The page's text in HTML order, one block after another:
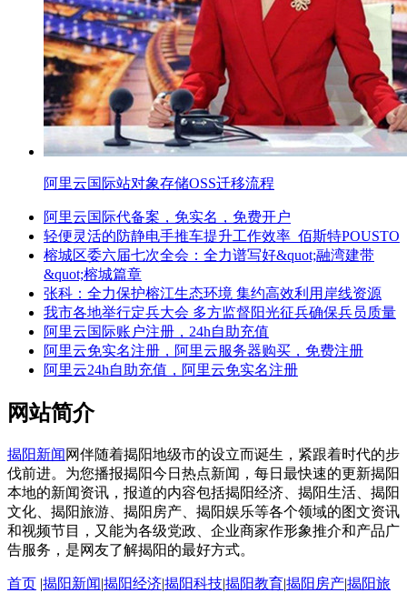
阿里云国际站对象存储OSS迁移流程
阿里云国际代备案，免实名，免费开户
轻便灵活的防静电手推车提升工作效率_佰斯特POUSTO
榕城区委六届七次全会：全力谱写好&quot;融湾建带
&quot;榕城篇章
张科：全力保护榕江生态环境 集约高效利用岸线资源
我市各地举行定兵大会 多方监督阳光征兵确保兵员质量
阿里云国际账户注册，24h自助充值
阿里云免实名注册，阿里云服务器购买，免费注册
阿里云24h自助充值，阿里云免实名注册
网站简介
揭阳新闻 网伴随着揭阳地级市的设立而诞生，紧跟着时代的步
伐前进。为您播报揭阳今日热点新闻，每日最快速的更新揭阳
本地的新闻资讯，报道的内容包括揭阳经济、揭阳生活、揭阳
文化、揭阳旅游、揭阳房产、揭阳娱乐等各个领域的图文资讯
和视频节目，又能为各级党政、企业商家作形象推介和产品广
告服务，是网友了解揭阳的最好方式。
首页 |揭阳新闻|揭阳经济|揭阳科技|揭阳教育|揭阳房产|揭阳旅